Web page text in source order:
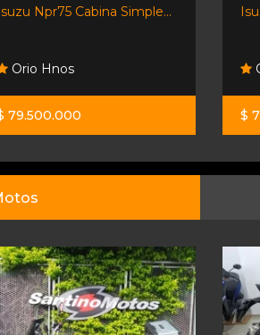
Npr75 Cabina Simple...
Orio Hnos
79.500.000 $